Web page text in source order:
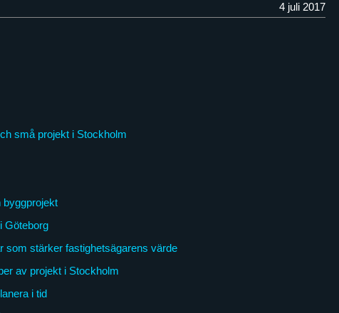
4 juli 2017
små projekt i Stockholm
byggprojekt
Göteborg
som stärker fastighetsägarens värde
av projekt i Stockholm
i tid